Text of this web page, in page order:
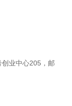
业中心205，邮